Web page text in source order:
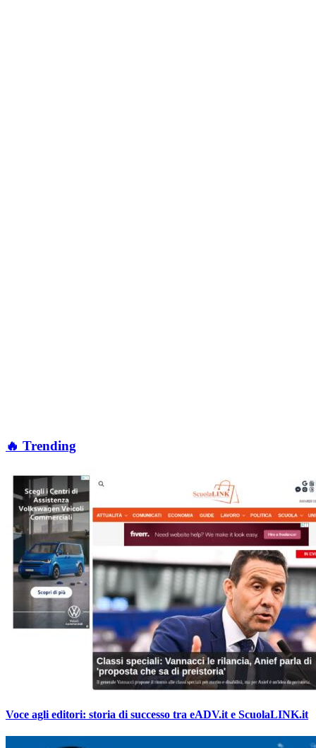
🔥 Trending
Voce agli editori: storia di successo tra eADV.it e ScuolaLINK.it